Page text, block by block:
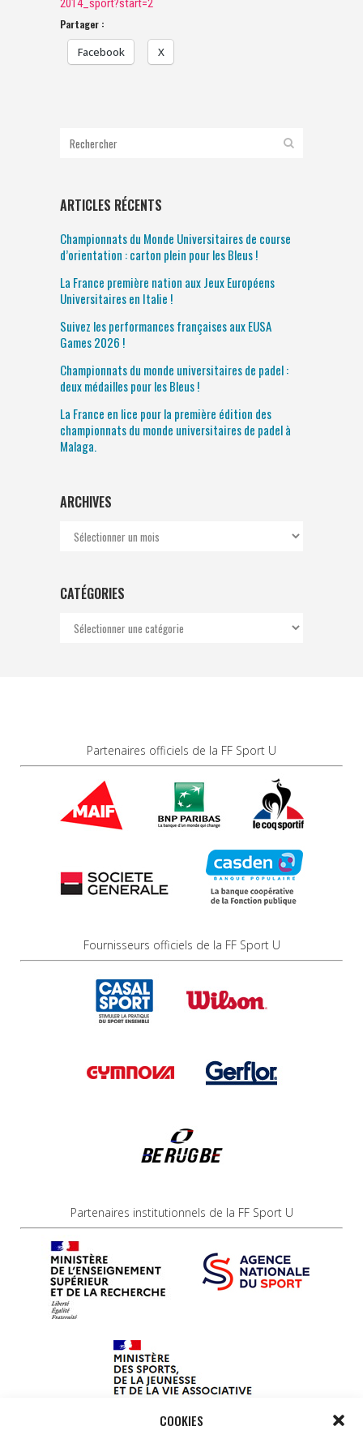
COOKIES
2014_sport?start=2
Partager :
Facebook X
ARTICLES RÉCENTS
Championnats du Monde Universitaires de course
d’orientation : carton plein pour les Bleus !
La France première nation aux Jeux Européens
Universitaires en Italie !
Suivez les performances françaises aux EUSA
Games 2026 !
Championnats du monde universitaires de padel :
deux médailles pour les Bleus !
La France en lice pour la première édition des
championnats du monde universitaires de padel à
Malaga.
ARCHIVES
Archives
CATÉGORIES
Catégories
Partenaires officiels de la FF Sport U
Fournisseurs officiels de la FF Sport U
Partenaires institutionnels de la FF Sport U